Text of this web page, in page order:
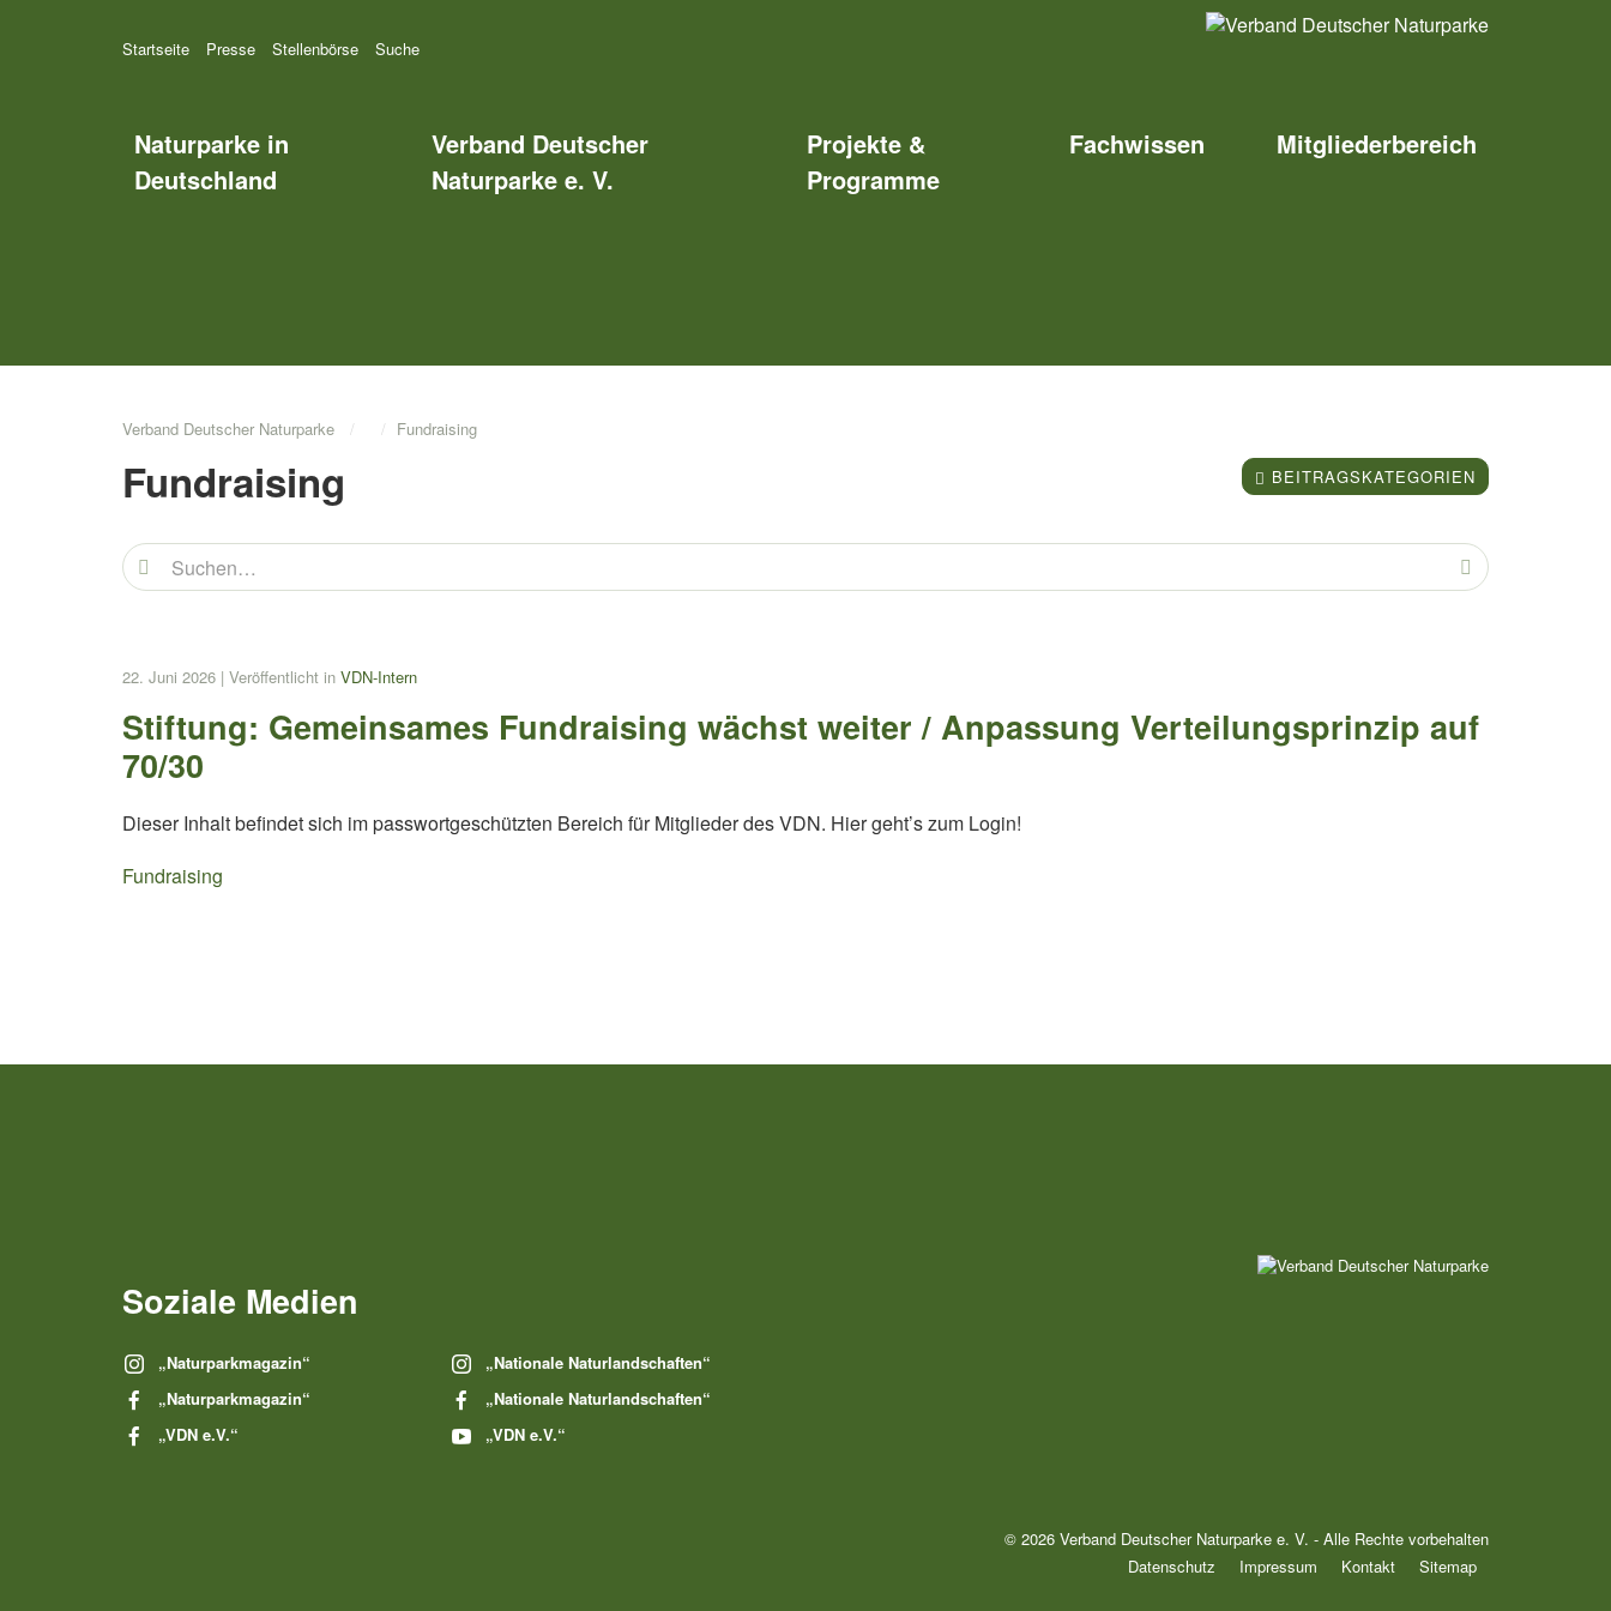
Startseite Presse Stellenbörse Suche
Naturparke in
Deutschland
Verband Deutscher
Naturparke e. V.
Projekte &
Programme
Fachwissen Mitgliederbereich
Verband Deutscher Naturparke Fundraising
BEITRAGSKATEGORIEN
Fundraising
22. Juni 2026 | Veröffentlicht in VDN-Intern
Stiftung: Gemeinsames Fundraising wächst weiter / Anpassung Verteilungsprinzip auf
70/30
Dieser Inhalt befindet sich im passwortgeschützten Bereich für Mitglieder des VDN. Hier geht’s zum Login!
Fundraising
Soziale Medien
„Naturparkmagazin“
„Nationale Naturlandschaften“
„Naturparkmagazin“
„Nationale Naturlandschaften“
„VDN e.V.“
„VDN e.V.“
© 2026 Verband Deutscher Naturparke e. V. - Alle Rechte vorbehalten
Datenschutz
Impressum Kontakt Sitemap